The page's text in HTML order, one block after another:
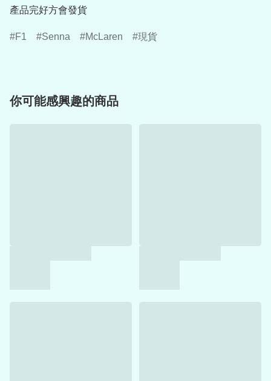
產品完好方會發貨
F1 Senna McLaren 現貨
你可能感興趣的商品